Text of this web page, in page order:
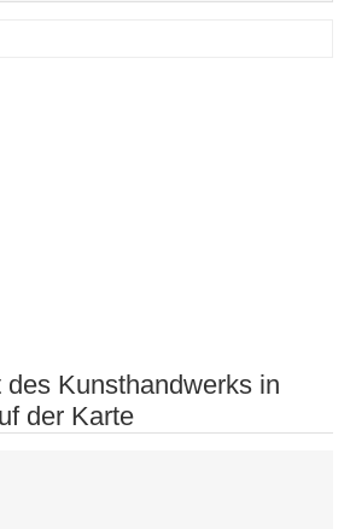
des Kunsthandwerks in
der Karte